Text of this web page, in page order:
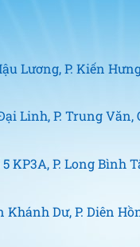
Lương, P. Kiến
Linh, P. Trung Văn,
5 KP3A, P. Long Bình
Khánh Dư, P. Diên